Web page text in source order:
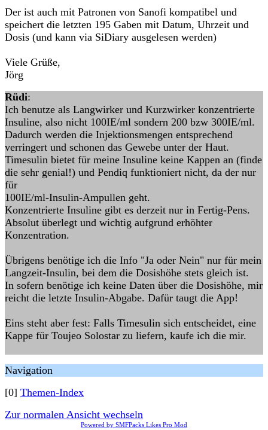
Der ist auch mit Patronen von Sanofi kompatibel und
speichert die letzten 195 Gaben mit Datum, Uhrzeit und
Dosis (und kann via SiDiary ausgelesen werden)
Viele Grüße,
Jörg
Rüdi:
Ich benutze als Langwirker und Kurzwirker konzentrierte
Insuline, also nicht 100IE/ml sondern 200 bzw 300IE/ml.
Dadurch werden die Injektionsmengen entsprechend
verringert und schonen das Gewebe unter der Haut.
Timesulin bietet für meine Insuline keine Kappen an (finde
die sehr genial!) und Pendiq funktioniert nicht, da der nur
für
100IE/ml-Insulin-Ampullen geht.
Konzentrierte Insuline gibt es derzeit nur in Fertig-Pens.
Absolut überlegt und wichtig aufgrund erhöhter
Konzentration.
Übrigens benötige ich die Info "Ja oder Nein" nur für mein
Langzeit-Insulin, bei dem die Dosishöhe stets gleich ist.
In sofern benötige ich keine Daten über die Dosishöhe, mir
reicht die letzte Insulin-Abgabe. Dafür taugt die App!
Eins steht aber fest: Falls Timesulin sich entscheidet, eine
Kappe für Toujeo Solostar zu liefern, kaufe ich die mir.
Navigation
[0] Themen-Index
Zur normalen Ansicht wechseln
Powered by SMFPacks Likes Pro Mod